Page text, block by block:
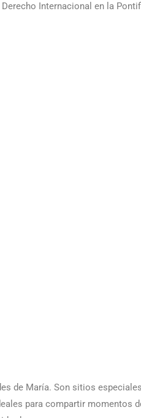
Internacional en la
de María. Son sitios
para compartir momentos